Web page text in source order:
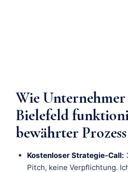
Wie
Bielefeld
bewährter Prozess
Kostenloser Strategie-Call:
Pitch, keine Verpflichtung.